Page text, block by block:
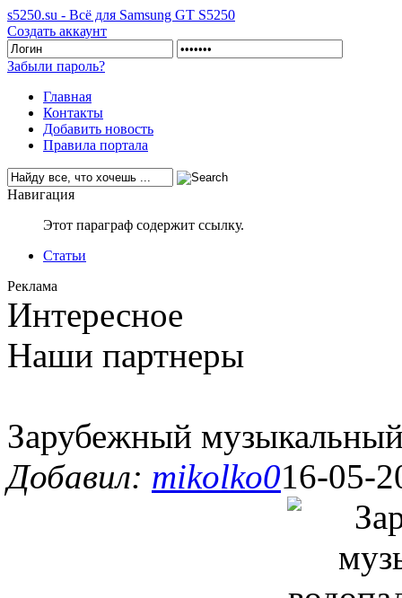
s5250.su - Всё для Samsung GT S5250
Создать аккаунт
Забыли пароль?
Главная
Контакты
Добавить новость
Правила портала
Навигация
Этот параграф содержит ссылку.
Статьи
Реклама
Интересное
Наши партнеры
Зарубежный
Добавил: mikolko016-05-